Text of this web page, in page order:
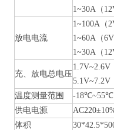
1~30A（
放电电流
1~100A（
1~60A（
1~30A（
充、放电总电压
1.7V~2.6V
温度测量范围
-18℃~55℃
供电电源
体积